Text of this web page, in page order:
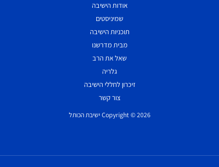
אודות הישיבה
שמיניסטים
תוכניות הישיבה
מבית מדרשנו
שאל את הרב
גלריה
זיכרון לחללי הישיבה
צור קשר
Copyright © 2026 ישיבת הכותל